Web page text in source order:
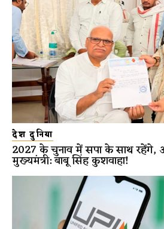
देश दुनिया
2027 के चुनाव में सपा के साथ
मुख्यमंत्री: बाबू सिंह कुशवाहा!